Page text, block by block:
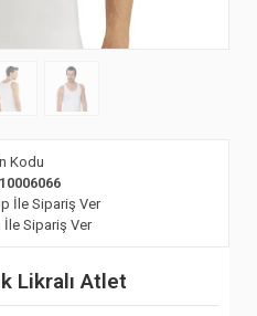
Kodu
İle Sipariş Ver
İle Sipariş Ver
Likralı Atlet